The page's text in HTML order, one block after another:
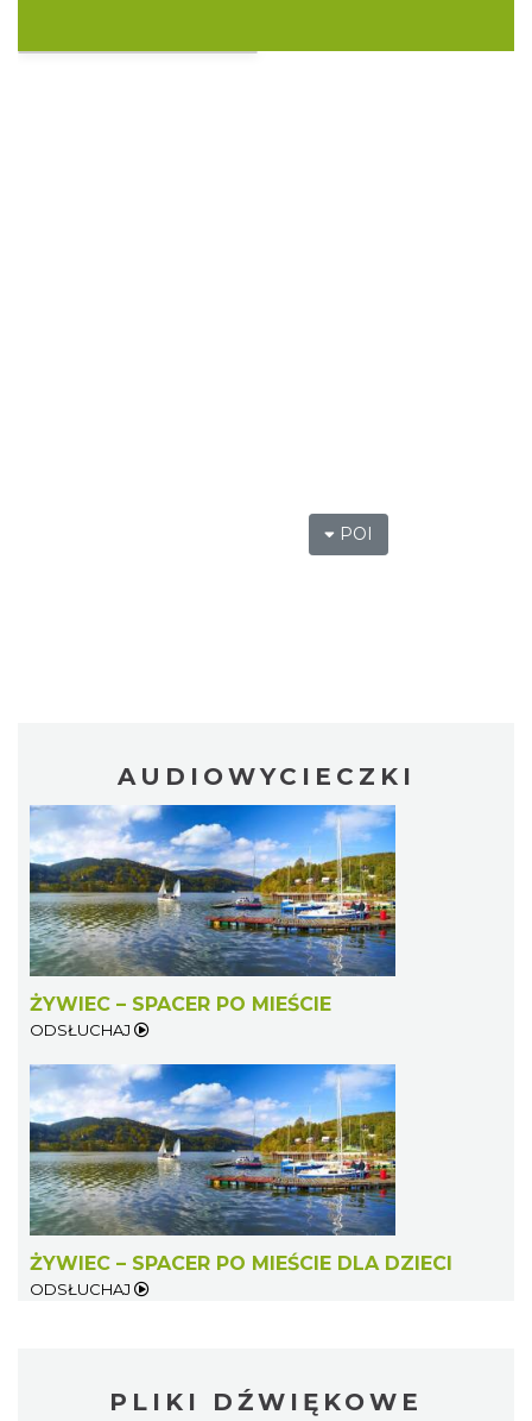
POI
AUDIOWYCIECZKI
ŻYWIEC – SPACER PO MIEŚCIE
ODSŁUCHAJ
ŻYWIEC – SPACER PO MIEŚCIE DLA DZIECI
ODSŁUCHAJ
PLIKI DŹWIĘKOWE